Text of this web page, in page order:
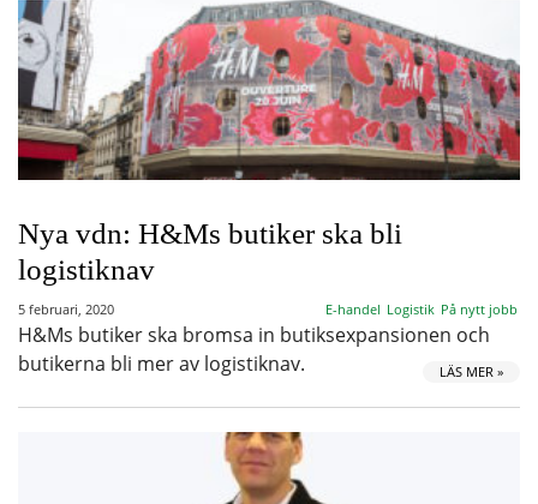
Nya vdn: H&Ms butiker ska bli
logistiknav
5 februari, 2020 E-handel Logistik På nytt jobb
H&Ms butiker ska bromsa in butiksexpansionen och
butikerna bli mer av logistiknav.
LÄS MER »